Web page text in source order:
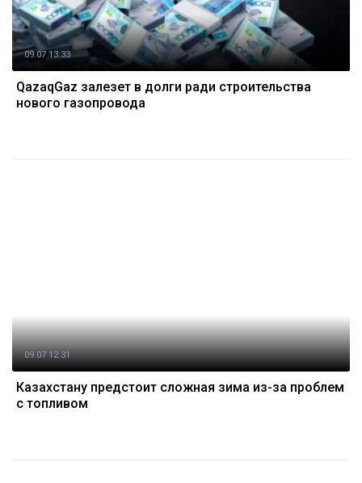
09.07 13:33
QazaqGaz залезет в долги ради строительства
нового газопровода
09.07 12:31
Казахстану предстоит сложная зима из-за проблем
с топливом